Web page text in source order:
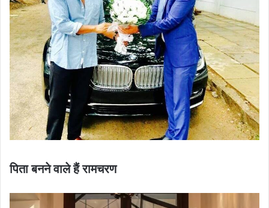
पिता बनने वाले हैं रामचरण